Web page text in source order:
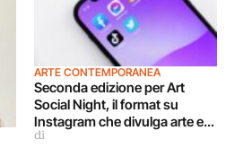
ARTE CONTEMPORANEA
Seconda edizione per Art
Social Night, il format su
Instagram che divulga arte e
cultura
di